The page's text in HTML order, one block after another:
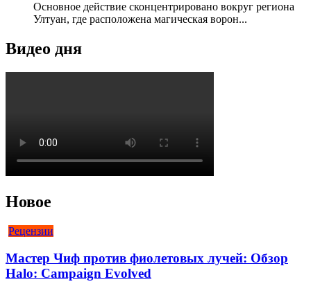
Основное действие сконцентрировано вокруг региона
Ултуан, где расположена магическая ворон...
Видео дня
Новое
Рецензии
Мастер Чиф против фиолетовых лучей: Обзор
Halo: Campaign Evolved